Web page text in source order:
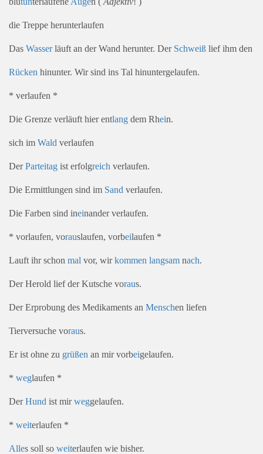
die Treppe herunterlaufen
Das Wasserläuft an der Wand herunter. Der Schweiß lief ihm den
Rücken hinunter. Wir sind ins Tal hinuntergelaufen.
* verlaufen *
Die Grenze verläuft hier entlang dem Rhein.
sich im Wald verlaufen
DerParteitag ist erfolgreich verlaufen.
Die Ermittlungen sind im Sand verlaufen.
Die Farben sind ineinander verlaufen.
* vorlaufen, vorauslaufen, vorbeilaufen *
Lauft ihr schon mal vor, wirkommen langsam nach.
Der Herold lief der Kutsche voraus.
Der Erprobung des Medikaments an Menschen liefen
Tierversuche voraus.
Er ist ohne zu grüßen an mir vorbeigelaufen.
* weglaufen *
DerHund ist mirweggelaufen.
* weiterlaufen *
Alles soll so weiterlaufen wie bisher.